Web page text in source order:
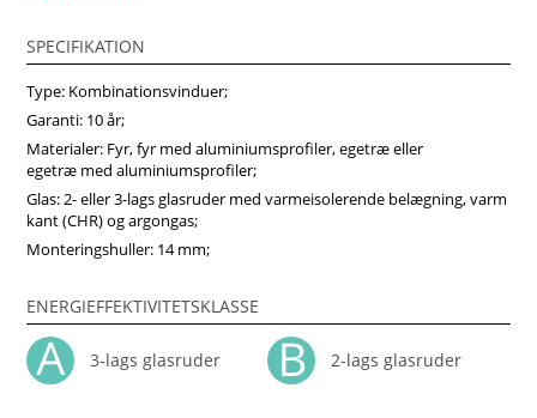
at vælge vores produkter fra midten af træ, som vil sikre
større produktstabilitet, holdbarhed og i høj grad forlænge
produktets levetid. Køb vinduer i Vinduerpro onlinebutik til
billige priser. Vi sikrer høj kombinationsvindue kvalitet og
hurtig levering.
SPECIFIKATION
Type: Kombinationsvinduer;
Garanti: 10 år;
Materialer: Fyr, fyr med aluminiumsprofiler, egetræ eller
egetræ med aluminiumsprofiler;
Glas: 2- eller 3-lags glasruder med varmeisolerende belægning, varm
kant (CHR) og argongas;
Monteringshuller: 14 mm;
ENERGIEFFEKTIVITETSKLASSE
3-lags glasruder 2-lags glasruder